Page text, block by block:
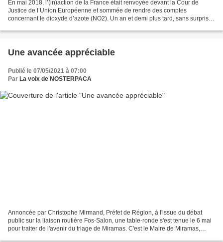
En mai 2018, l’(in)action de la France était renvoyée devant la Cour de
Justice de l’Union Européenne et sommée de rendre des comptes
concernant le dioxyde d’azote (NO2). Un an et demi plus tard, sans surprise,
Une avancée appréciable
Publié le 07/05/2021 à 07:00
Par La voix de NOSTERPACA
Annoncée par Christophe Mirmand, Préfet de Région, à l'issue du débat
public sur la liaison routière Fos-Salon, une table-ronde s'est tenue le 6 mai
pour traiter de l'avenir du triage de Miramas. C'est le Maire de Miramas,